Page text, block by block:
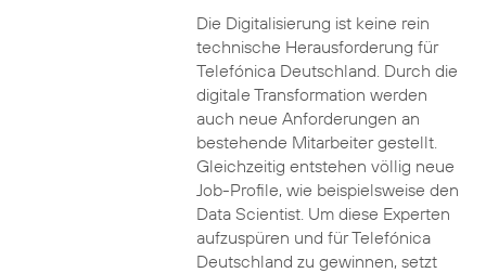
Die Digitalisierung ist keine rein
technische Herausforderung für
Telefónica Deutschland. Durch die
digitale Transformation werden
auch neue Anforderungen an
bestehende Mitarbeiter gestellt.
Gleichzeitig entstehen völlig neue
Job-Profile, wie beispielsweise den
Data Scientist. Um diese Experten
aufzuspüren und für Telefónica
Deutschland zu gewinnen, setzt